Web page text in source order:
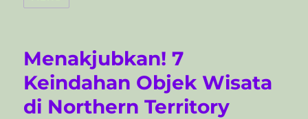
Menakjubkan! 7
Keindahan Objek Wisata
di Northern Territory